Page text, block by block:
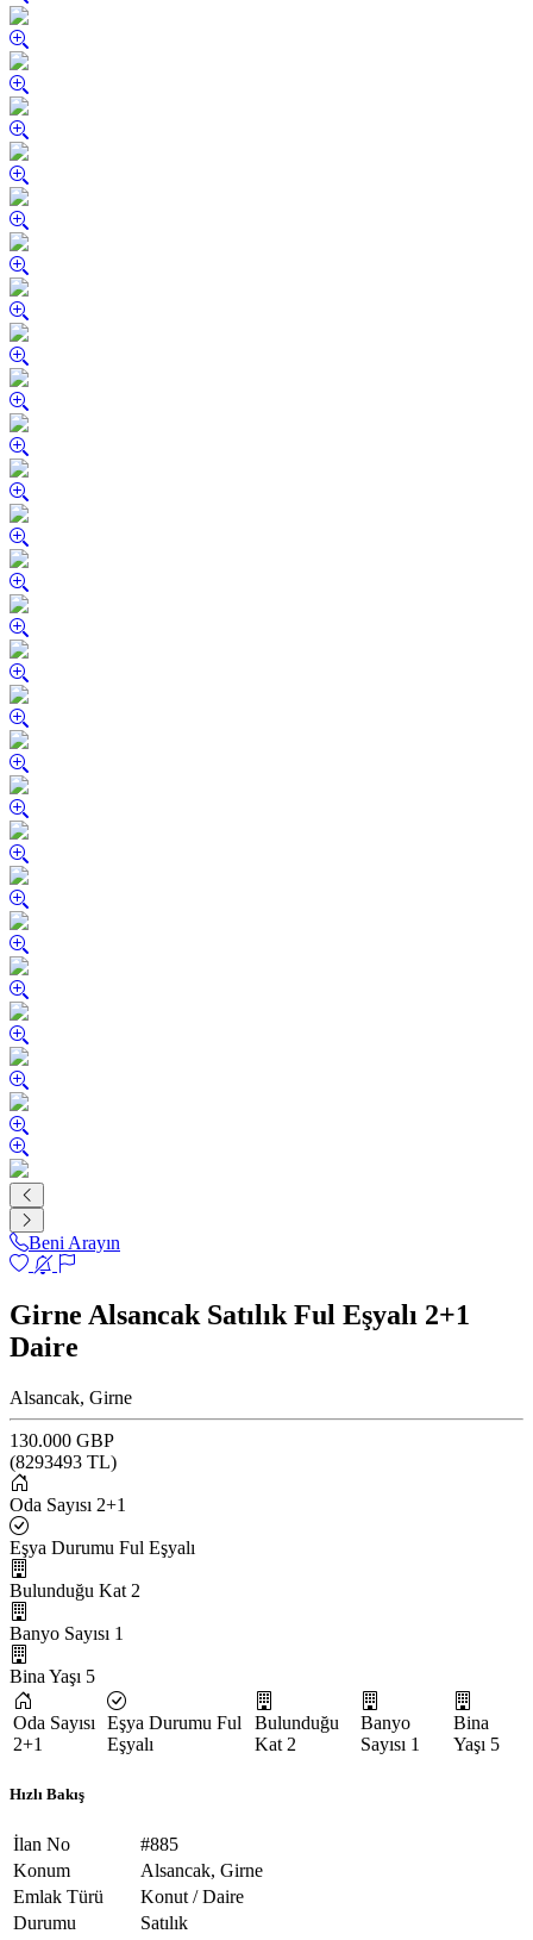
Beni Arayın
Girne Alsancak Satılık Ful Eşyalı 2+1
Daire
Alsancak, Girne
130.000 GBP
(8293493 TL)
Oda Sayısı 2+1
Eşya Durumu Ful Eşyalı
Bulunduğu Kat 2
Banyo Sayısı 1
Bina Yaşı 5
Oda Sayısı
2+1
Eşya Durumu Ful
Eşyalı
Bulunduğu
Kat 2
Banyo
Sayısı 1
Bina
Yaşı 5
Hızlı Bakış
İlan No
#885
Konum
Alsancak, Girne
Emlak Türü
Konut / Daire
Durumu
Satılık